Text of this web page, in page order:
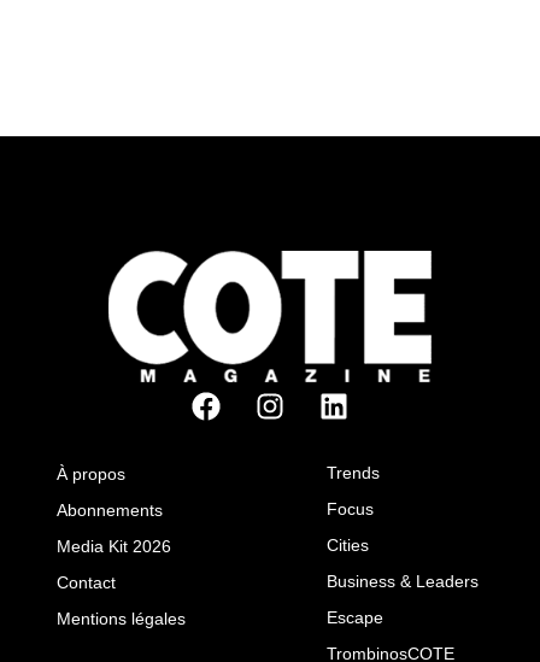
À propos
Abonnements
Media Kit 2026
Contact
Mentions légales
Trends
Focus
Cities
Business & Leaders
Escape
TrombinosCOTE